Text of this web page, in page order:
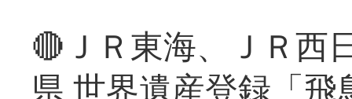
🔴ＪＲ東海、ＪＲ西
県 世界遺産登録「